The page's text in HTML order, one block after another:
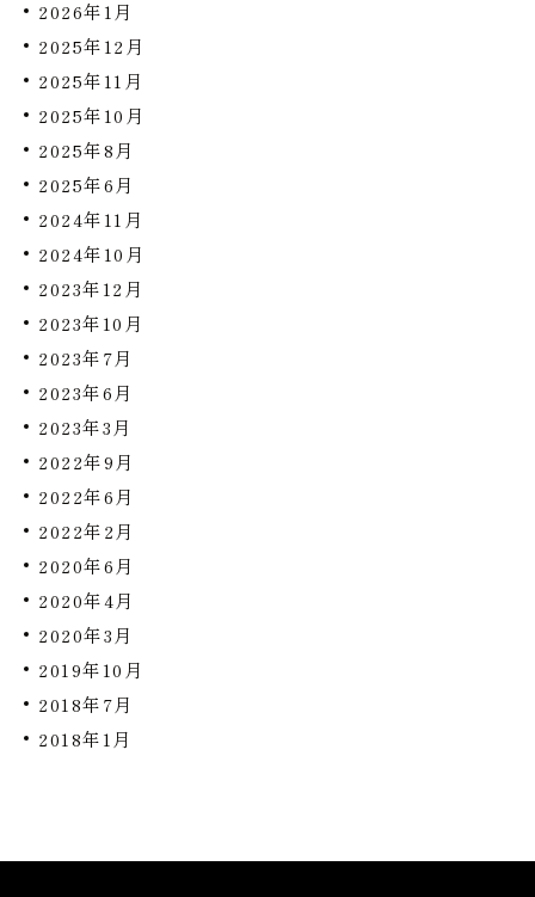
2026年1月
2025年12月
2025年11月
2025年10月
2025年8月
2025年6月
2024年11月
2024年10月
2023年12月
2023年10月
2023年7月
2023年6月
2023年3月
2022年9月
2022年6月
2022年2月
2020年6月
2020年4月
2020年3月
2019年10月
2018年7月
2018年1月